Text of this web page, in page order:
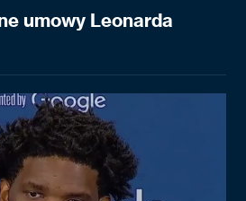
umowy Leonarda